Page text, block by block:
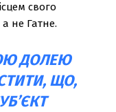
свого
не Гатне.
ДОЛЕЮ
ЩО,